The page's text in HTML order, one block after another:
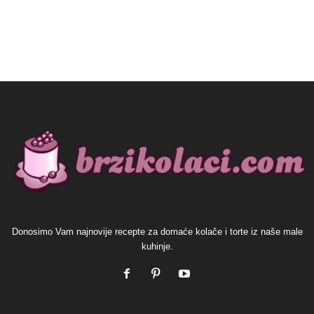
Donosimo Vam najnovije recepte za domaće kolače i torte iz naše male
kuhinje.